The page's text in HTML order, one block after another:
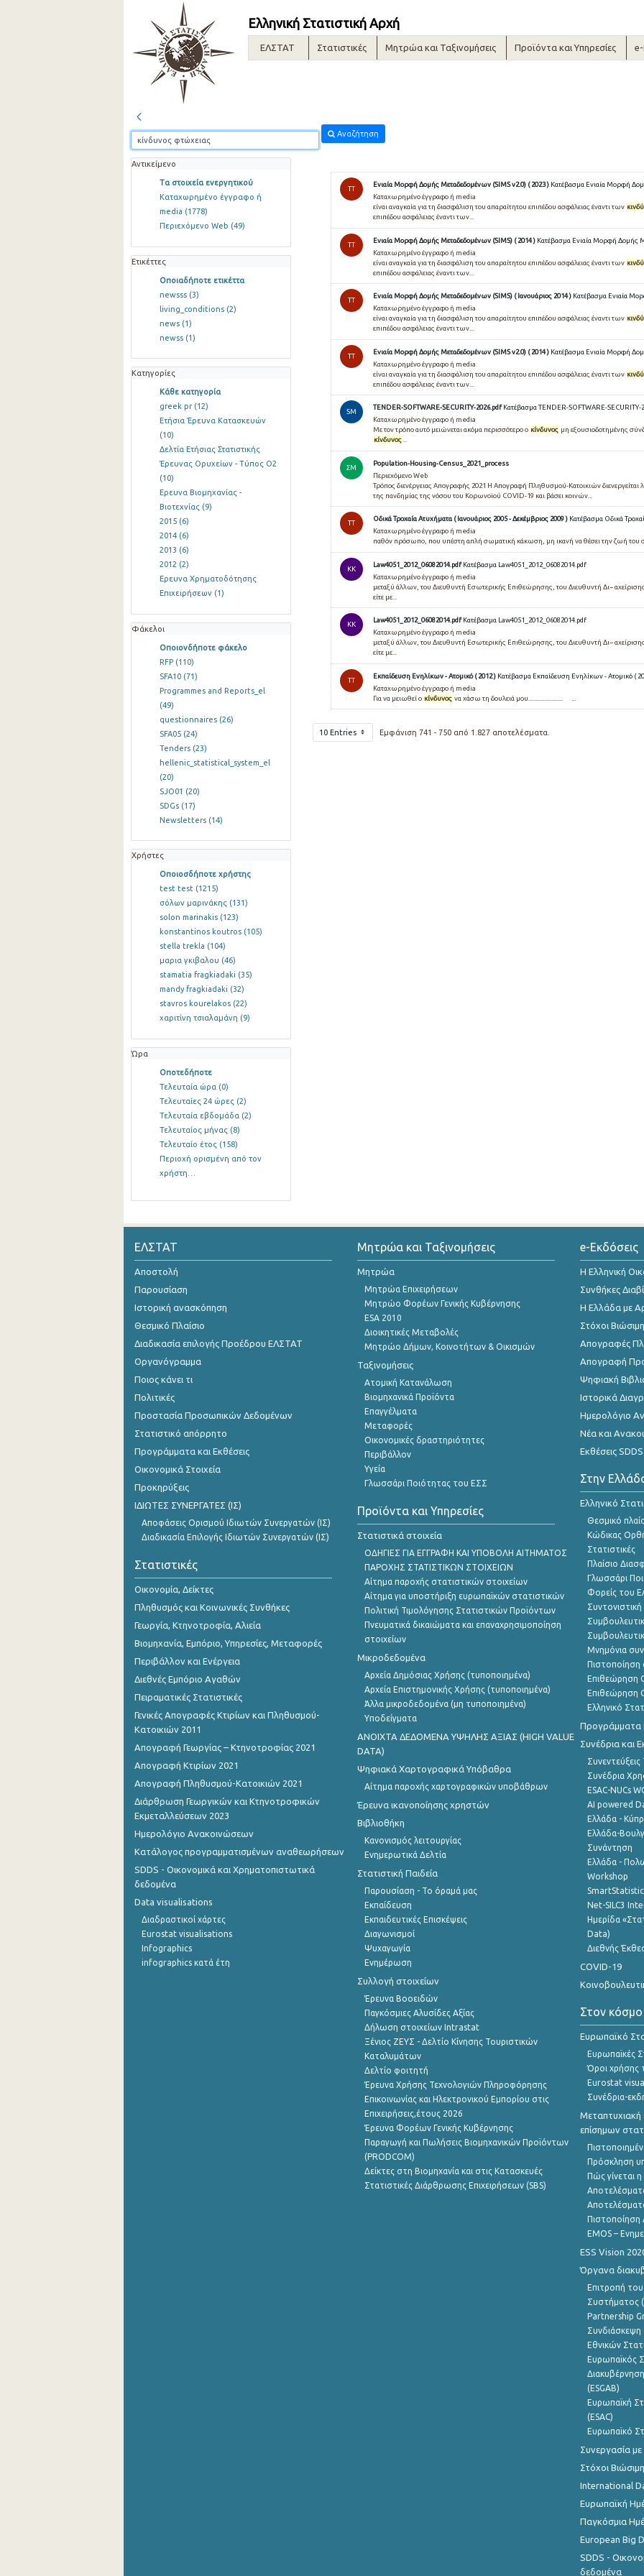
Ελληνική Στατιστική Αρχή
ΕΛΣΤΑΤ Στατιστικές Μητρώα και Ταξινομήσεις Προϊόντα και Υπηρεσίες
Αναζήτηση
Αντικείμενο
Τα στοιχεία ενεργητικού
Καταχωρημένο έγγραφο ή
media (1778)
Περιεχόμενο Web (49)
Ετικέττες
Οποιαδήποτε ετικέττα
newsss (3)
living_conditions (2)
news (1)
newss (1)
Κατηγορίες
Κάθε κατηγορία
greek pr (12)
Ετήσια Έρευνα Κατασκευών
(10)
Δελτία Ετήσιας Στατιστικής
Έρευνας Ορυχείων - Τύπος Ο2
(10)
Ερευνα Βιομηχανίας -
Βιοτεχνίας (9)
2015 (6)
2014 (6)
2013 (6)
2012 (2)
Ερευνα Χρηματοδότησης
Επιχειρήσεων (1)
Φάκελοι
Οποιονδήποτε φάκελο
RFP (110)
SFA10 (71)
Programmes and Reports_el
(49)
questionnaires (26)
SFA05 (24)
Tenders (23)
hellenic_statistical_system_el
(20)
SJO01 (20)
SDGs (17)
Newsletters (14)
Χρήστες
Οποιοσδήποτε χρήστης
test test (1215)
σόλων μαρινάκης (131)
solon marinakis (123)
konstantinos koutros (105)
stella trekla (104)
μαρια γκιβαλου (46)
stamatia fragkiadaki (35)
mandy fragkiadaki (32)
stavros kourelakos (22)
χαριτίνη τσιαλαμάνη (9)
Ώρα
Οποτεδήποτε
Τελευταία ώρα (0)
Τελευταίες 24 ώρες (2)
Τελευταία εβδομάδα (2)
Τελευταίος μήνας (8)
Τελευταίο έτος (158)
Περιοχή ορισμένη από τον
χρήστη…
TT
Ενιαία Μορφή Δομής Μεταδεδομένων (SIMS v2.0) ( 2023 ) Κατέβασμα Ενιαία Μορφή
Καταχωρημένο έγγραφο ή media
είναι αναγκαία για τη διασφάλιση του απαραίτητου επιπέδου ασφάλειας έναντι των
επιπέδου ασφάλειας έναντι των...
TT
Ενιαία Μορφή Δομής Μεταδεδομένων (SIMS) ( 2014 ) Κατέβασμα Ενιαία Μορφή Δομής
Καταχωρημένο έγγραφο ή media
είναι αναγκαία για τη διασφάλιση του απαραίτητου επιπέδου ασφάλειας έναντι των
επιπέδου ασφάλειας έναντι των...
TT
Ενιαία Μορφή Δομής Μεταδεδομένων (SIMS) ( Ιανουάριος 2014 ) Κατέβασμα Ενιαία
Καταχωρημένο έγγραφο ή media
είναι αναγκαία για τη διασφάλιση του απαραίτητου επιπέδου ασφάλειας έναντι των
επιπέδου ασφάλειας έναντι των...
TT
Ενιαία Μορφή Δομής Μεταδεδομένων (SIMS v2.0) ( 2014 ) Κατέβασμα Ενιαία Μορφή
Καταχωρημένο έγγραφο ή media
είναι αναγκαία για τη διασφάλιση του απαραίτητου επιπέδου ασφάλειας έναντι των
επιπέδου ασφάλειας έναντι των...
SM
TENDER-SOFTWARE-SECURITY-2026.pdf Κατέβασμα TENDER-SOFTWARE-SECURITY-
Καταχωρημένο έγγραφο ή media
Με τον τρόπο αυτό μειώνεται ακόμα περισσότερο ο κίνδυνος μη εξουσιοδοτημένης
κίνδυνος...
ΣΜ
Population-Housing-Census_2021_process
Περιεχόμενο Web
Τρόπος διενέργειας Απογραφής 2021 Η Απογραφή Πληθυσμού-Κατοικιών
της πανδημίας της νόσου του Κορωνοϊού COVID-19 και βάσει κοινών...
TT
Οδικά Τροχαία Ατυχήματα ( Ιανουάριος 2005 - Δεκέμβριος 2009 ) Κατέβασμα Οδικά
Καταχωρημένο έγγραφο ή media
παθόν πρόσωπο, που υπέστη απλή σωματική κάκωση, μη ικανή να θέσει την ζωή του
KK
Law4051_2012_06082014.pdf Κατέβασμα Law4051_2012_06082014.pdf
Καταχωρημένο έγγραφο ή media
μεταξύ άλλων, του Διευθυντή Εσωτερικής Επιθεώρησης, του Διευθυντή Δι− αχείρισης
είτε με...
KK
Law4051_2012_06082014.pdf Κατέβασμα Law4051_2012_06082014.pdf
Καταχωρημένο έγγραφο ή media
μεταξύ άλλων, του Διευθυντή Εσωτερικής Επιθεώρησης, του Διευθυντή Δι− αχείρισης
είτε με...
TT
Εκπαίδευση Eνηλίκων - Ατομικό ( 2012 ) Κατέβασμα Εκπαίδευση Eνηλίκων - Ατομικό (
Καταχωρημένο έγγραφο ή media
Για να μειωθεί ο κίνδυνος να χάσω τη δουλειά μου........................ ...
10 Entries Εμφάνιση 741 - 750 από 1.827 αποτελέσματα.
ΕΛΣΤΑΤ
Αποστολή
Παρουσίαση
Ιστορική ανασκόπηση
Θεσμικό Πλαίσιο
Διαδικασία επιλογής Προέδρου ΕΛΣΤΑΤ
Οργανόγραμμα
Ποιος κάνει τι
Πολιτικές
Προστασία Προσωπικών Δεδομένων
Στατιστικό απόρρητο
Προγράμματα και Εκθέσεις
Οικονομικά Στοιχεία
Προκηρύξεις
ΙΔΙΩΤΕΣ ΣΥΝΕΡΓΑΤΕΣ (ΙΣ)
Αποφάσεις Ορισμού Ιδιωτών Συνεργατών (ΙΣ)
Διαδικασία Επιλογής Ιδιωτών Συνεργατών (ΙΣ)
Στατιστικές
Οικονομία, Δείκτες
Πληθυσμός και Κοινωνικές Συνθήκες
Γεωργία, Κτηνοτροφία, Αλιεία
Βιομηχανία, Εμπόριο, Υπηρεσίες, Μεταφορές
Περιβάλλον και Ενέργεια
Διεθνές Εμπόριο Αγαθών
Πειραματικές Στατιστικές
Γενικές Απογραφές Κτιρίων και Πληθυσμού-
Κατοικιών 2011
Απογραφή Γεωργίας – Κτηνοτροφίας 2021
Απογραφή Κτιρίων 2021
Απογραφή Πληθυσμού-Κατοικιών 2021
Διάρθρωση Γεωργικών και Κτηνοτροφικών
Εκμεταλλεύσεων 2023
Ημερολόγιο Ανακοινώσεων
Κατάλογος προγραμματισμένων αναθεωρήσεων
SDDS - Οικονομικά και Χρηματοπιστωτικά
δεδομένα
Data visualisations
Διαδραστικοί χάρτες
Eurostat visualisations
Infographics
infographics κατά έτη
Μητρώα και Ταξινομήσεις
Μητρώα
Μητρώα Επιχειρήσεων
Μητρώο Φορέων Γενικής Κυβέρνησης
ESA 2010
Διοικητικές Μεταβολές
Μητρώο Δήμων, Κοινοτήτων & Οικισμών
Ταξινομήσεις
Ατομική Κατανάλωση
Βιομηχανικά Προϊόντα
Επαγγέλματα
Μεταφορές
Οικονομικές δραστηριότητες
Περιβάλλον
Υγεία
Γλωσσάρι Ποιότητας του ΕΣΣ
Προϊόντα και Υπηρεσίες
Στατιστικά στοιχεία
ΟΔΗΓΙΕΣ ΓΙΑ ΕΓΓΡΑΦΗ ΚΑΙ ΥΠΟΒΟΛΗ ΑΙΤΗΜΑΤΟΣ
ΠΑΡΟΧΗΣ ΣΤΑΤΙΣΤΙΚΩΝ ΣΤΟΙΧΕΙΩΝ
Αίτημα παροχής στατιστικών στοιχείων
Αίτημα για υποστήριξη ευρωπαϊκών στατιστικών
Πολιτική Τιμολόγησης Στατιστικών Προϊόντων
Πνευματικά δικαιώματα και επαναχρησιμοποίηση
στοιχείων
Μικροδεδομένα
Αρχεία Δημόσιας Χρήσης (τυποποιημένα)
Αρχεία Επιστημονικής Χρήσης (τυποποιημένα)
Άλλα μικροδεδομένα (μη τυποποιημένα)
Υποδείγματα
ANOIXTA ΔΕΔΟΜΕΝΑ ΥΨΗΛΗΣ ΑΞΙΑΣ (HIGH VALUE
DATA)
Ψηφιακά Χαρτογραφικά Υπόβαθρα
Αίτημα παροχής χαρτογραφικών υποβάθρων
Έρευνα ικανοποίησης χρηστών
Βιβλιοθήκη
Κανονισμός λειτουργίας
Ενημερωτικά Δελτία
Στατιστική Παιδεία
Παρουσίαση - Το όραμά μας
Εκπαίδευση
Εκπαιδευτικές Επισκέψεις
Διαγωνισμοί
Ψυχαγωγία
Ενημέρωση
Συλλογή στοιχείων
Έρευνα Βοοειδών
Παγκόσμιες Αλυσίδες Αξίας
Δήλωση στοιχείων Intrastat
Ξένιος ΖΕΥΣ - Δελτίο Κίνησης Τουριστικών
Καταλυμάτων
Δελτίο φοιτητή
Έρευνα Χρήσης Τεχνολογιών Πληροφόρησης
Επικοινωνίας και Ηλεκτρονικού Εμπορίου στις
Επιχειρήσεις,έτους 2026
Έρευνα Φορέων Γενικής Κυβέρνησης
Παραγωγή και Πωλήσεις Βιομηχανικών Προϊόντων
(PRODCOM)
Δείκτες στη Βιομηχανία και στις Κατασκευές
Στατιστικές Διάρθρωσης Επιχειρήσεων (SBS)
e-Εκδόσεις
Η Ελληνική
Συνθήκες
Η Ελλάδα με
Στόχοι
Απογραφές
Απογραφή
Ψηφιακή
Ιστορικά
Ημερολόγιο
Νέα και
Εκθέσεις SDDS
Στην
Ελληνικό
Θεσμικό
Κώδικας
Στατιστικές
Πλαίσιο
Γλωσσάρι
Φορείς του
Μνημόνια
Πιστοποίηση
Επιθεώρηση
Επιθεώρηση
Ελληνικό
Προγράμματα
Συνέδρια και
Συνέδρια
ESAC-NUCs
AI powered
Ελλάδα -
Ελλάδα-
Συνάντηση
Ελλάδα -
Workshop
Net-SILC3
Ημερίδα
Data)
Διεθνής
COVID-19
Στον κόσμο
Ευρωπαϊκό
Ευρωπαϊκές
Όροι χρήσης
Eurostat
Συνέδρια-
Μεταπτυχιακή
επίσημων
Πρόσκληση
Πώς γίνεται
Πιστοποίηση
EMOS –
ESS Vision
Όργανα
Επιτροπή
Συστήματος
Partnership
Εθνικών
Ευρωπαϊκός
(ESGAB)
Ευρωπαϊκή
(ESAC)
Ευρωπαϊκό
Συνεργασία με
Στόχοι
International
Ευρωπαϊκή
Παγκόσμια
European Big
SDDS -
δεδομένα